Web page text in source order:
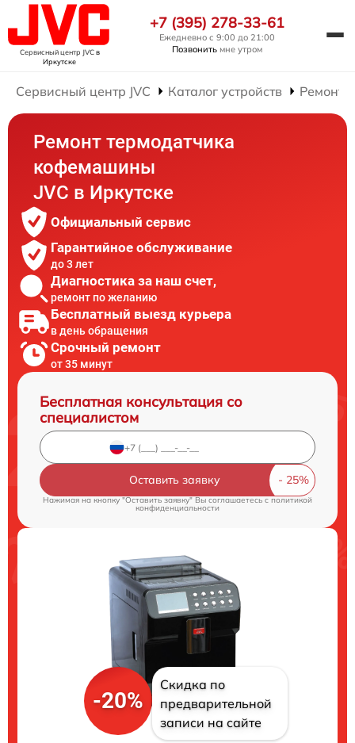
Сервисный центр JVCв
Иркутске
+7 (395) 278-33-61
Ежедневно с 9:00 до 21:00
Позвонить мне утром
Сервисный центр JVC Каталог устройств Ремонт
Ремонт термодатчика
кофемашины
JVC в Иркутске
Официальный сервис
Гарантийное обслуживание
до 3 лет
Диагностика за наш счет,
ремонт по желанию
Бесплатный выезд курьера
в день обращения
Срочный ремонт
от 35 минут
Бесплатная консультация со
специалистом
Оставить заявку
Нажимая на кнопку "Оставить заявку" Вы соглашаетесь cполитикой
конфиденциальности
-20%
Скидка по
предварительной
записи на сайте